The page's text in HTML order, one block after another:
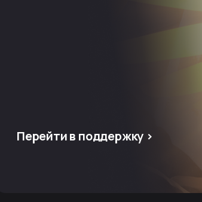
Перейти в поддержку >